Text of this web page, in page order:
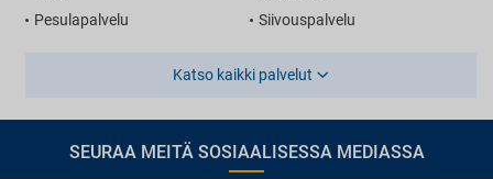
Pesulapalvelu
Siivouspalvelu
Katso kaikki palvelut
SEURAA MEITÄ SOSIAALISESSA MEDIASSA